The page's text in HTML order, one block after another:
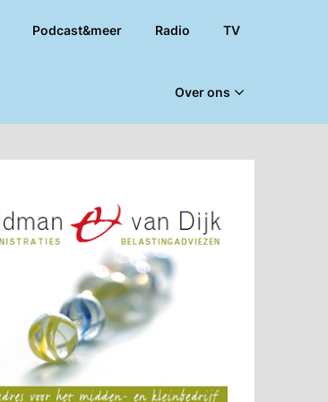
Podcast&meer Radio TV
Over ons